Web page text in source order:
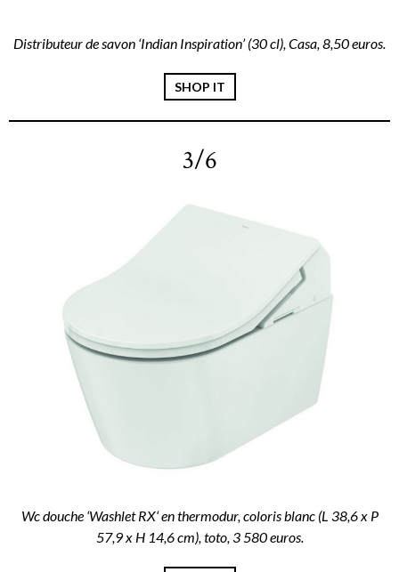
Distributeur de savon ‘Indian Inspiration’ (30 cl), Casa, 8,50 euros.
SHOP IT
3/6
Wc douche ‘Washlet RX‘ en thermodur, coloris blanc (L 38,6 x P
57,9 x H 14,6 cm), toto, 3 580 euros.